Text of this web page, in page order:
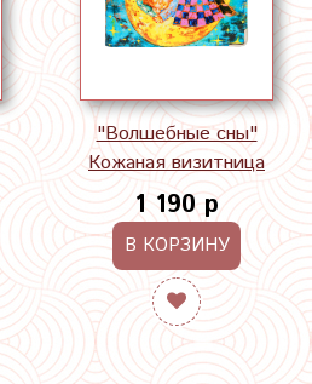
"Волшебные сны"
Кожаная визитница
1 190 р
В КОРЗИНУ